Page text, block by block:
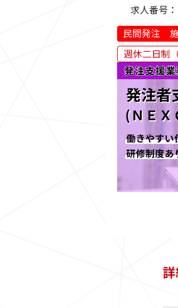
求人番号：
民間発注
週休二日制